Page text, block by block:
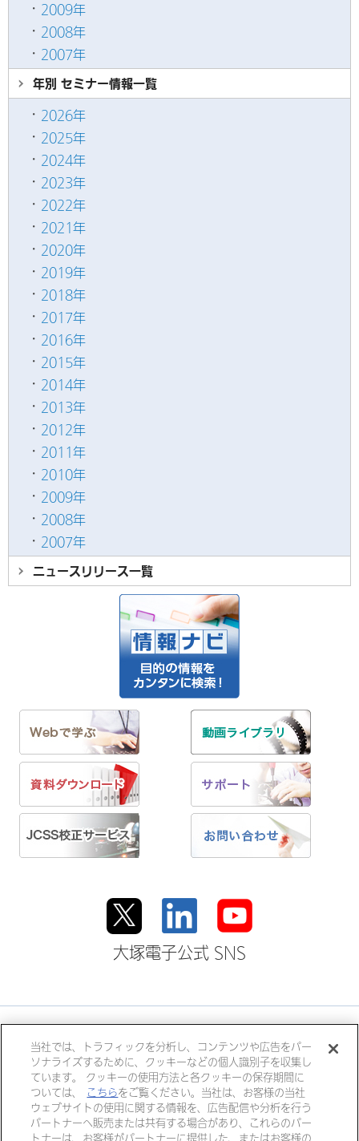
2009年
2008年
2007年
年別 セミナー情報一覧
2026年
2025年
2024年
2023年
2022年
2021年
2020年
2019年
2018年
2017年
2016年
2015年
2014年
2013年
2012年
2011年
2010年
2009年
2008年
2007年
ニュースリリース一覧
大塚電子公式 SNS
大塚ホールディングス
大塚製薬 大塚製薬工場
大鵬薬品工業
大塚倉庫
大塚化学
大塚食品
大塚メディカルデバイス
当社では、トラフィックを分析し、コンテンツや広告をパー
ソナライズするために、クッキーなどの個人識別子を収集し
ています。 クッキーの使用方法と各クッキーの保存期間に
ついては、
こちらをご覧ください。当社は、お客様の当社
ウェブサイトの使用に関する情報を、広告配信や分析を行う
パートナーへ販売または共有する場合があり、これらのパー